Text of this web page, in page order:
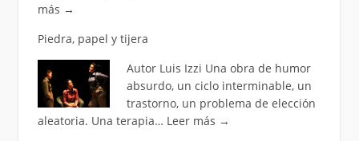
más →
Piedra, papel y tijera
Autor Luis Izzi Una obra de humor
absurdo, un ciclo interminable, un
trastorno, un problema de elección
aleatoria. Una terapia… Leer más →